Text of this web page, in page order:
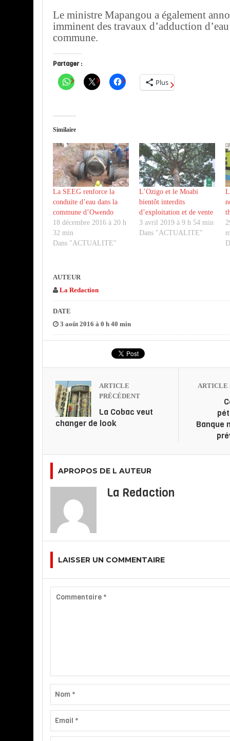
Le ministre Mapangou a également
imminent des travaux d’adduction
commune.
Partager :
Plus
Similaire
La SEEG renforce la
conduite d’eau dans la
commune d’Owendo
18 décembre 2016 à 20 h
32 min
Dans "ACTUALITE"
L’Ozigo et le Moabi
bientôt interdits
d’exploitation et de vente
3 avril 2019 à 9 h 54 min
Dans "ACTUALITE"
AUTEUR
La Redaction
DATE
3 août 2016 à 0 h 40 min
ARTICLE
PRÉCÉDENT
La Cobac veut
changer de look
ARTICLE
Banque
APROPOS DE L AUTEUR
La Redaction
LAISSER UN COMMENTAIRE